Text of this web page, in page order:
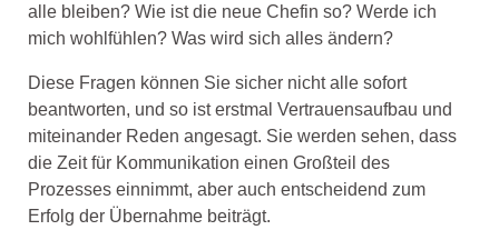
alle bleiben? Wie ist die neue Chefin so? Werde ich
mich wohlfühlen? Was wird sich alles ändern?
Diese Fragen können Sie sicher nicht alle sofort
beantworten, und so ist erstmal Vertrauensaufbau und
miteinander Reden angesagt. Sie werden sehen, dass
die Zeit für Kommunikation einen Großteil des
Prozesses einnimmt, aber auch entscheidend zum
Erfolg der Übernahme beiträgt.